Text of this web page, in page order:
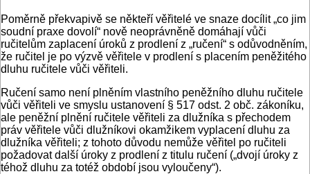
Poměrně překvapivě se někteří věřitelé ve snaze docílit „co jim
soudní praxe dovolí“ nově neoprávněně domáhají vůči
ručitelům zaplacení úroků z prodlení z „ručení“ s odůvodněním,
že ručitel je po výzvě věřitele v prodlení s placením peněžitého
dluhu ručitele vůči věřiteli.
Ručení samo není plněním vlastního peněžního dluhu ručitele
vůči věřiteli ve smyslu ustanovení § 517 odst. 2 obč. zákoníku,
ale peněžní plnění ručitele věřiteli za dlužníka s přechodem
práv věřitele vůči dlužníkovi okamžikem vyplacení dluhu za
dlužníka věřiteli; z tohoto důvodu nemůže věřitel po ručiteli
požadovat další úroky z prodlení z titulu ručení („dvojí úroky z
téhož dluhu za totéž období jsou vyloučeny“).